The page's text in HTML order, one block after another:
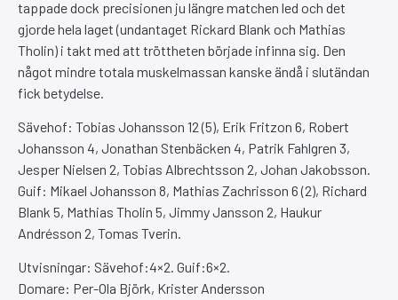
tappade dock precisionen ju längre matchen led och det
gjorde hela laget (undantaget Rickard Blank och Mathias
Tholin) i takt med att tröttheten började infinna sig. Den
något mindre totala muskelmassan kanske ändå i slutändan
fick betydelse.
Sävehof: Tobias Johansson 12 (5), Erik Fritzon 6, Robert
Johansson 4, Jonathan Stenbäcken 4, Patrik Fahlgren 3,
Jesper Nielsen 2, Tobias Albrechtsson 2, Johan Jakobsson.
Guif: Mikael Johansson 8, Mathias Zachrisson 6 (2), Richard
Blank 5, Mathias Tholin 5, Jimmy Jansson 2, Haukur
Andrésson 2, Tomas Tverin.
Utvisningar: Sävehof:4×2. Guif:6×2.
Domare: Per-Ola Björk, Krister Andersson